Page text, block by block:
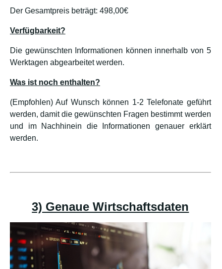
Der Gesamtpreis beträgt: 498,00€
Verfügbarkeit?
Die gewünschten Informationen können innerhalb von 5
Werktagen abgearbeitet werden.
Was ist noch enthalten?
(Empfohlen) Auf Wunsch können 1-2 Telefonate geführt
werden, damit die gewünschten Fragen bestimmt werden
und im Nachhinein die Informationen genauer erklärt
werden.
3) Genaue Wirtschaftsdaten